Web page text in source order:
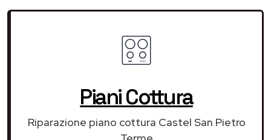
Piani Cottura
Riparazione piano cottura Castel San Pietro